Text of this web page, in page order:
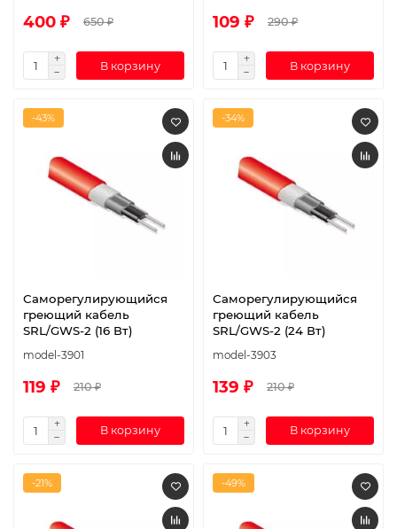
400 ₽ 650 ₽
В корзину
109 ₽ 290 ₽
В корзину
-43%
Саморегулирующийся
греющий кабель
SRL/GWS-2 (16 Вт)
model-3901
119 ₽ 210 ₽
В корзину
-34%
Саморегулирующийся
греющий кабель
SRL/GWS-2 (24 Вт)
model-3903
139 ₽ 210 ₽
В корзину
-21% -49%